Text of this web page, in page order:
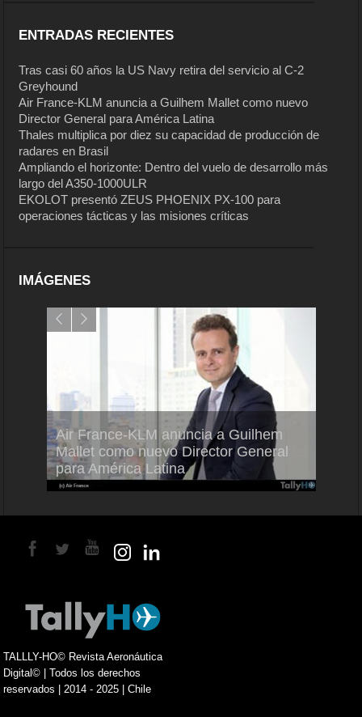
ENTRADAS RECIENTES
Tras casi 60 años la US Navy retira del servicio al C-2
Greyhound
Air France-KLM anuncia a Guilhem Mallet como nuevo
Director General para América Latina
Thales multiplica por diez su capacidad de producción de
radares en Brasil
Ampliando el horizonte: Dentro del vuelo de desarrollo más
largo del A350-1000ULR
EKOLOT presentó ZEUS PHOENIX PX-100 para
operaciones tácticas y las misiones críticas
IMÁGENES
Air France-KLM anuncia a Guilhem
Mallet como nuevo Director General
para América Latina
TALLLY-HO© Revista Aeronáutica
Digital© | Todos los derechos
reservados | 2014 - 2025 | Chile